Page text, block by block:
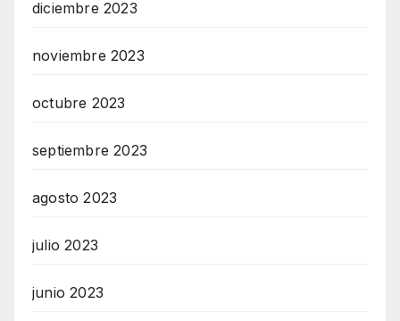
diciembre 2023
noviembre 2023
octubre 2023
septiembre 2023
agosto 2023
julio 2023
junio 2023